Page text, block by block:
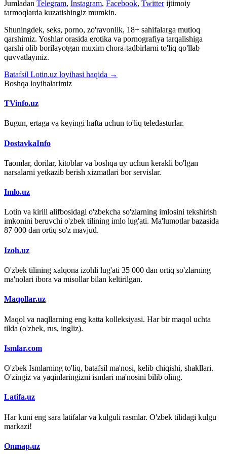
Jumladan Telegram, Instagram, Facebook, Twitter ijtimoiy
tarmoqlarda kuzatishingiz mumkin.
Shuningdek, seks, porno, zo'ravonlik, 18+ sahifalarga mutloq
qarshimiz. Yoshlar orasida erotika va pornografiya tarqalishiga
qarshi olib borilayotgan muxim chora-tadbirlarni to'liq qo'llab
quvvatlaymiz.
Batafsil Lotin.uz loyihasi haqida →
Boshqa loyihalarimiz
TVinfo.uz
Bugun, ertaga va keyingi hafta uchun to'liq teledasturlar.
DostavkaInfo
Taomlar, dorilar, kitoblar va boshqa uy uchun kerakli bo'lgan
narsalarni yetkazib berish xizmatlari bor servislar.
Imlo.uz
Lotin va kirill alifbosidagi o'zbekcha so'zlarning imlosini tekshirish
imkonini beruvchi o'zbek tilining imlo lug'ati. Ma'lumotlar bazasida
87 000 dan ortiq so'z mavjud.
Izoh.uz
O'zbek tilining xalqona izohli lug'ati 35 000 dan ortiq so'zlarning
ma'nolari ibora va misollar bilan keltirilgan.
Maqollar.uz
Maqol va naqllarning eng katta kolleksiyasi. Har bir maqol uchta
tilda (o'zbek, rus, ingliz).
Ismlar.com
O'zbek Ismlarning to'liq, batafsil ma'nosi, kelib chiqishi, shakllari.
O'zingiz va yaqinlaringizni ismlari ma'nosini bilib oling.
Latifa.uz
Har kuni eng sara latifalar va kulguli rasmlar. O'zbek tilidagi kulgu
markazi!
Onmap.uz